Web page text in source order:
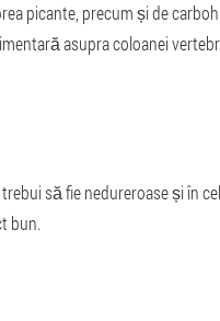
picante, precum și de
asupra coloanei
să fie nedureroase și în
bun.